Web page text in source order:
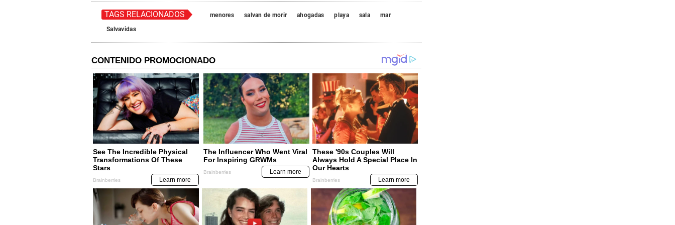
TAGS RELACIONADOS menores salvan de morir ahogadas playa sala
mar
Salvavidas